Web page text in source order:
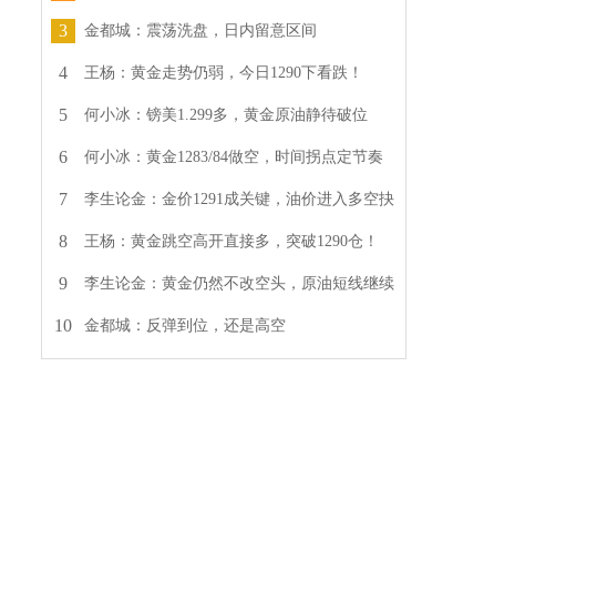
3 金都城：震荡洗盘，日内留意区间
4 王杨：黄金走势仍弱，今日1290下看跌！
5 何小冰：镑美1.299多，黄金原油静待破位
6 何小冰：黄金1283/84做空，时间拐点定节奏
7 李生论金：金价1291成关键，油价进入多空抉
8 王杨：黄金跳空高开直接多，突破1290仓！
9 李生论金：黄金仍然不改空头，原油短线继续
10 金都城：反弹到位，还是高空